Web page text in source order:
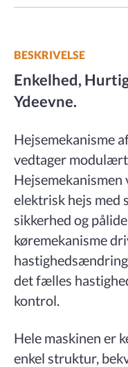
BESKRIVELSE
Enkelhed,
Ydeevne.
Hejsemekanisme
vedtager
Hejsemekanismen
elektrisk hejs med
sikkerhed og
køremekanisme
det fælles
kontrol.
Hele maskinen er
enkel struktur,